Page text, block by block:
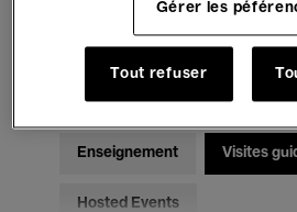
Musique électronique
Pour tous Kids’ Palace
Enseignement Visites
Hosted Events
Gérer les
Tout refuser